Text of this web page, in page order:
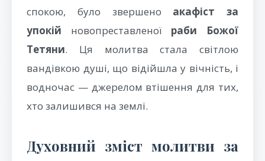
спокою, було звершено акафіст за
упокій новопреставленої раби Божої
Тетяни. Ця молитва стала світлою
вандівкою душі, що відійшла у вічність, і
водночас — джерелом втішення для тих,
хто залишився на землі.
Духовний зміст молитви за